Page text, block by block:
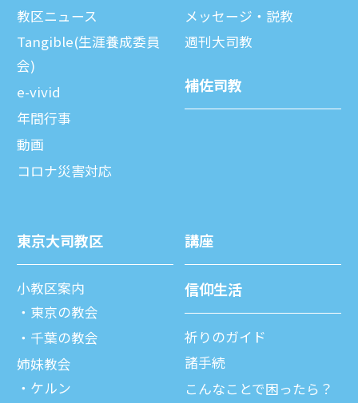
教区ニュース
Tangible(生涯養成委員
会)
e-vivid
年間⾏事
動画
コロナ災害対応
メッセージ・説教
週刊⼤司教
補佐司教
東京⼤司教区
⼩教区案内
東京の教会
千葉の教会
姉妹教会
ケルン
講座
信仰⽣活
祈りのガイド
諸⼿続
こんなことで困ったら？